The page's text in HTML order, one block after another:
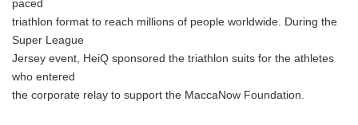
paced
triathlon format to reach millions of people worldwide. During the
Super League
Jersey event, HeiQ sponsored the triathlon suits for the athletes
who entered
the corporate relay to support the MaccaNow Foundation.